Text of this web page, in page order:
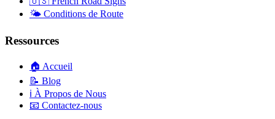
🌤️ Conditions de Route
Ressources
🏠 Accueil
📝 Blog
ℹ️ À Propos de Nous
📧 Contactez-nous